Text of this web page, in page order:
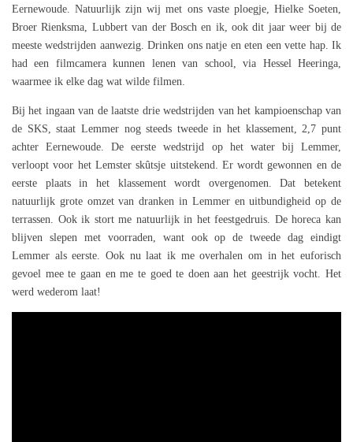
Eernewoude. Natuurlijk zijn wij met ons vaste ploegje, Hielke Soeten,
Broer Rienksma, Lubbert van der Bosch en ik, ook dit jaar weer bij de
meeste wedstrijden aanwezig. Drinken ons natje en eten een vette hap. Ik
had een filmcamera kunnen lenen van school, via Hessel Heeringa,
waarmee ik elke dag wat wilde filmen.
Bij het ingaan van de laatste drie wedstrijden van het kampioenschap van
de SKS, staat Lemmer nog steeds tweede in het klassement, 2,7 punt
achter Eernewoude. De eerste wedstrijd op het water bij Lemmer,
verloopt voor het Lemster skûtsje uitstekend. Er wordt gewonnen en de
eerste plaats in het klassement wordt overgenomen. Dat betekent
natuurlijk grote omzet van dranken in Lemmer en uitbundigheid op de
terrassen. Ook ik stort me natuurlijk in het feestgedruis. De horeca kan
blijven slepen met voorraden, want ook op de tweede dag eindigt
Lemmer als eerste. Ook nu laat ik me overhalen om in het euforisch
gevoel mee te gaan en me te goed te doen aan het geestrijk vocht. Het
werd wederom laat!